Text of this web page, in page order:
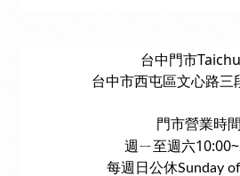
台中門市
台中市西屯區文心路三
門市營業時間
週ㄧ至週六
每週日公休Sunday